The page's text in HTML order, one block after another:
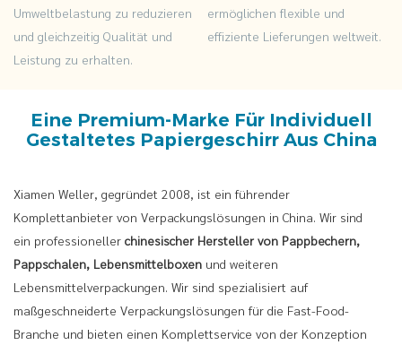
Umweltbelastung zu reduzieren
und gleichzeitig Qualität und
Leistung zu erhalten.
ermöglichen flexible und
effiziente Lieferungen weltweit.
Eine Premium-Marke Für Individuell
Gestaltetes Papiergeschirr Aus China
Xiamen Weller, gegründet 2008, ist ein führender
Komplettanbieter von Verpackungslösungen in China. Wir sind
ein professioneller chinesischer Hersteller von Pappbechern,
Pappschalen, Lebensmittelboxen und weiteren
Lebensmittelverpackungen. Wir sind spezialisiert auf
maßgeschneiderte Verpackungslösungen für die Fast-Food-
Branche und bieten einen Komplettservice von der Konzeption